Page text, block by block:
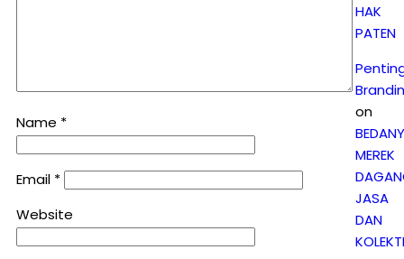
Name *
Email *
Website
HAK
PATEN
on
MEREK
JASA
DAN